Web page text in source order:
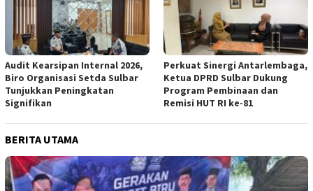
Audit Kearsipan Internal 2026,
Biro Organisasi Setda Sulbar
Tunjukkan Peningkatan
Signifikan
Perkuat Sinergi Antarlembaga,
Ketua DPRD Sulbar Dukung
Program Pembinaan dan
Remisi HUT RI ke-81
BERITA UTAMA